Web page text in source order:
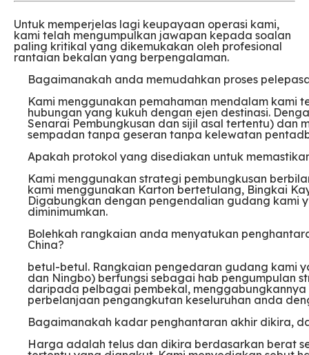
Untuk memperjelas lagi keupayaan operasi kami,
kami telah mengumpulkan jawapan kepada soalan
paling kritikal yang dikemukakan oleh profesional
rantaian bekalan yang berpengalaman.
Bagaimanakah anda memudahkan proses
Kami menggunakan pemahaman mendalam kami
hubungan yang kukuh dengan ejen destinasi.
Senarai Pembungkusan dan sijil asal tertentu) dan
sempadan tanpa geseran tanpa kelewatan
Apakah protokol yang disediakan untuk
Kami menggunakan strategi pembungkusan
kami menggunakan Karton bertetulang, Bingkai
Digabungkan dengan pengendalian gudang kami
diminimumkan.
Bolehkah rangkaian anda menyatukan
China?
betul-betul. Rangkaian pengedaran gudang kami
dan Ningbo) berfungsi sebagai hab pengumpulan
daripada pelbagai pembekal,
perbelanjaan pengangkutan keseluruhan anda
Bagaimanakah kadar penghantaran akhir dikira,
Harga adalah telus dan dikira berdasarkan berat